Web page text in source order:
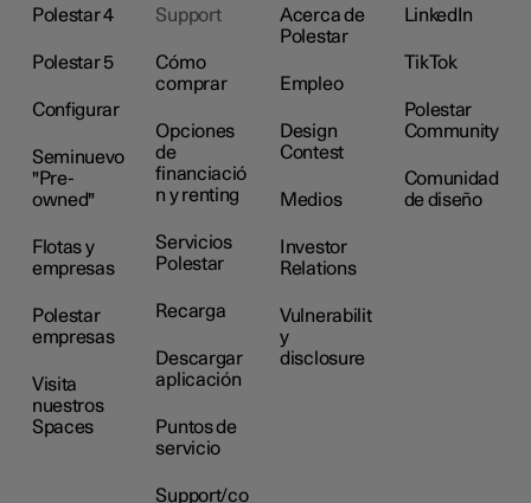
Polestar 4
Polestar 5
Configurar
Seminuevo
"Pre-
owned"
Flotas y
empresas
Polestar
empresas
Visita
nuestros
Spaces
Support
Cómo
comprar
Opciones
de
financiació
n y renting
Servicios
Polestar
Recarga
Descargar
aplicación
Puntos de
servicio
Support/co
Acerca de
Polestar
Empleo
Design
Contest
Medios
Investor
Relations
Vulnerabilit
y
disclosure
LinkedIn
TikTok
Polestar
Community
Comunidad
de diseño